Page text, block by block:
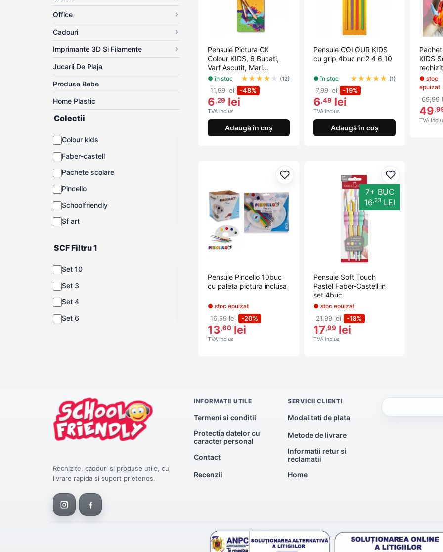
Pensule Pictura CK
Colour KIDS, 6 Bucati,
Varf Ascutit, Mari...
● în stoc ★★★★ ★ (12)
11,99 lei -48%
6,29 lei
TVA inclus
Adaugă în coș
Pensule COLOUR KIDS
cu grip 4buc nr 2 4 6 10
● în stoc ★★★★★ (1)
7,99 lei -19%
6,49 lei
TVA inclus
Adaugă în coș
KIDS
● stoc
epuizat
69,99
49
TVA
Adaugă la favorite
Pensule Pincello 10buc
cu paleta pictura inclusa
● stoc epuizat
16,99 lei -20%
13,60 lei
TVA inclus
Adaugă la
7+ BUC
16,23 LEI
Pensule Soft Touch
Pastel Faber-Castell in
set 4buc
● stoc epuizat
21,99 lei -18%
17,99 lei
TVA inclus
Office
Cadouri
Imprimante 3D Si Filamente
Jucarii De Plaja
Produse Bebe
Home Plastic
Colectii
Colour kids
Faber-castell
Pachete scolare
Pincello
Schoolfriendly
Sf art
SCF Filtru 1
Set 10
Set 3
Set 4
Set 6
Rechizite, cadouri si produse utile, cu
livrare rapida si suport prietenos.
INFORMATII UTILE
Termeni si conditii
Protectia datelor cu
caracter personal
Contact
Recenzii
SERVICII CLIENTI
Modalitati de plata
Metode de livrare
Informatii retur si
reclamatii
Home